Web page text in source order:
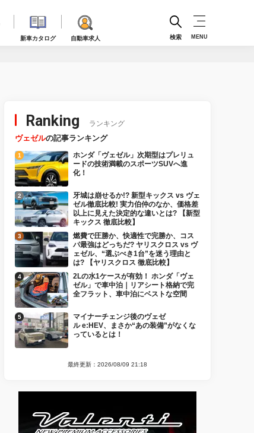
新車カタログ 自動車求人 検索 MENU
Ranking ランキング
ヴェゼルの記事ランキング
ホンダ「ヴェゼル」次期型はプレリュ
ードの技術満載のスポーツSUVへ進
化！
牙城は崩せるか!? 新型キックス vs ヴェ
ゼル徹底比較! 実力伯仲のなか、価格差
以上に見えた決定的な違いとは? 【新型
キックス 徹底比較】
燃費で圧勝か、快適性で完勝か、コス
パ最強はどっちだ? ヤリスクロス vs ヴ
ェゼル、“選ぶべき1台”を迷う理由と
は? 【ヤリスクロス 徹底比較】
2Lの水1ケースが有効！ ホンダ「ヴェ
ゼル」で車中泊｜リアシート格納で完
全フラット、車中泊にベストな空間
マイナーチェンジ後のヴェゼ
ル e:HEV、まさか“あの装備”がなくな
っているとは！
最終更新：2026/08/09 21:18